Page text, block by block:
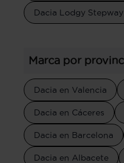
Dacia Lodgy
Marca por
Dacia en Valencia
Dacia en Cáceres
Dacia en Barcelona
Dacia en Albacete